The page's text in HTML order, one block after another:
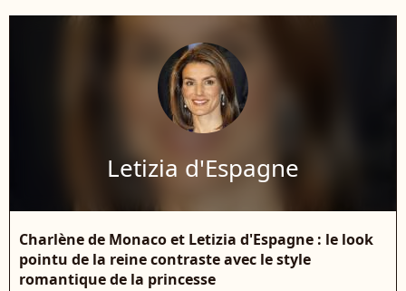
Letizia d'Espagne
Charlène de Monaco et Letizia d'Espagne : le look
pointu de la reine contraste avec le style
romantique de la princesse